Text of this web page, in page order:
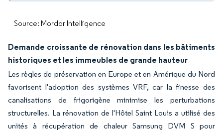
Source: Mordor Intelligence
Demande croissante de rénovation dans les bâtiments
historiques et les immeubles de grande hauteur
Les règles de préservation en Europe et en Amérique du Nord
favorisent l'adoption des systèmes VRF, car la finesse des
canalisations de frigorigène minimise les perturbations
structurelles. La rénovation de l'Hôtel Saint Louis a utilisé des
unités à récupération de chaleur Samsung DVM S pour